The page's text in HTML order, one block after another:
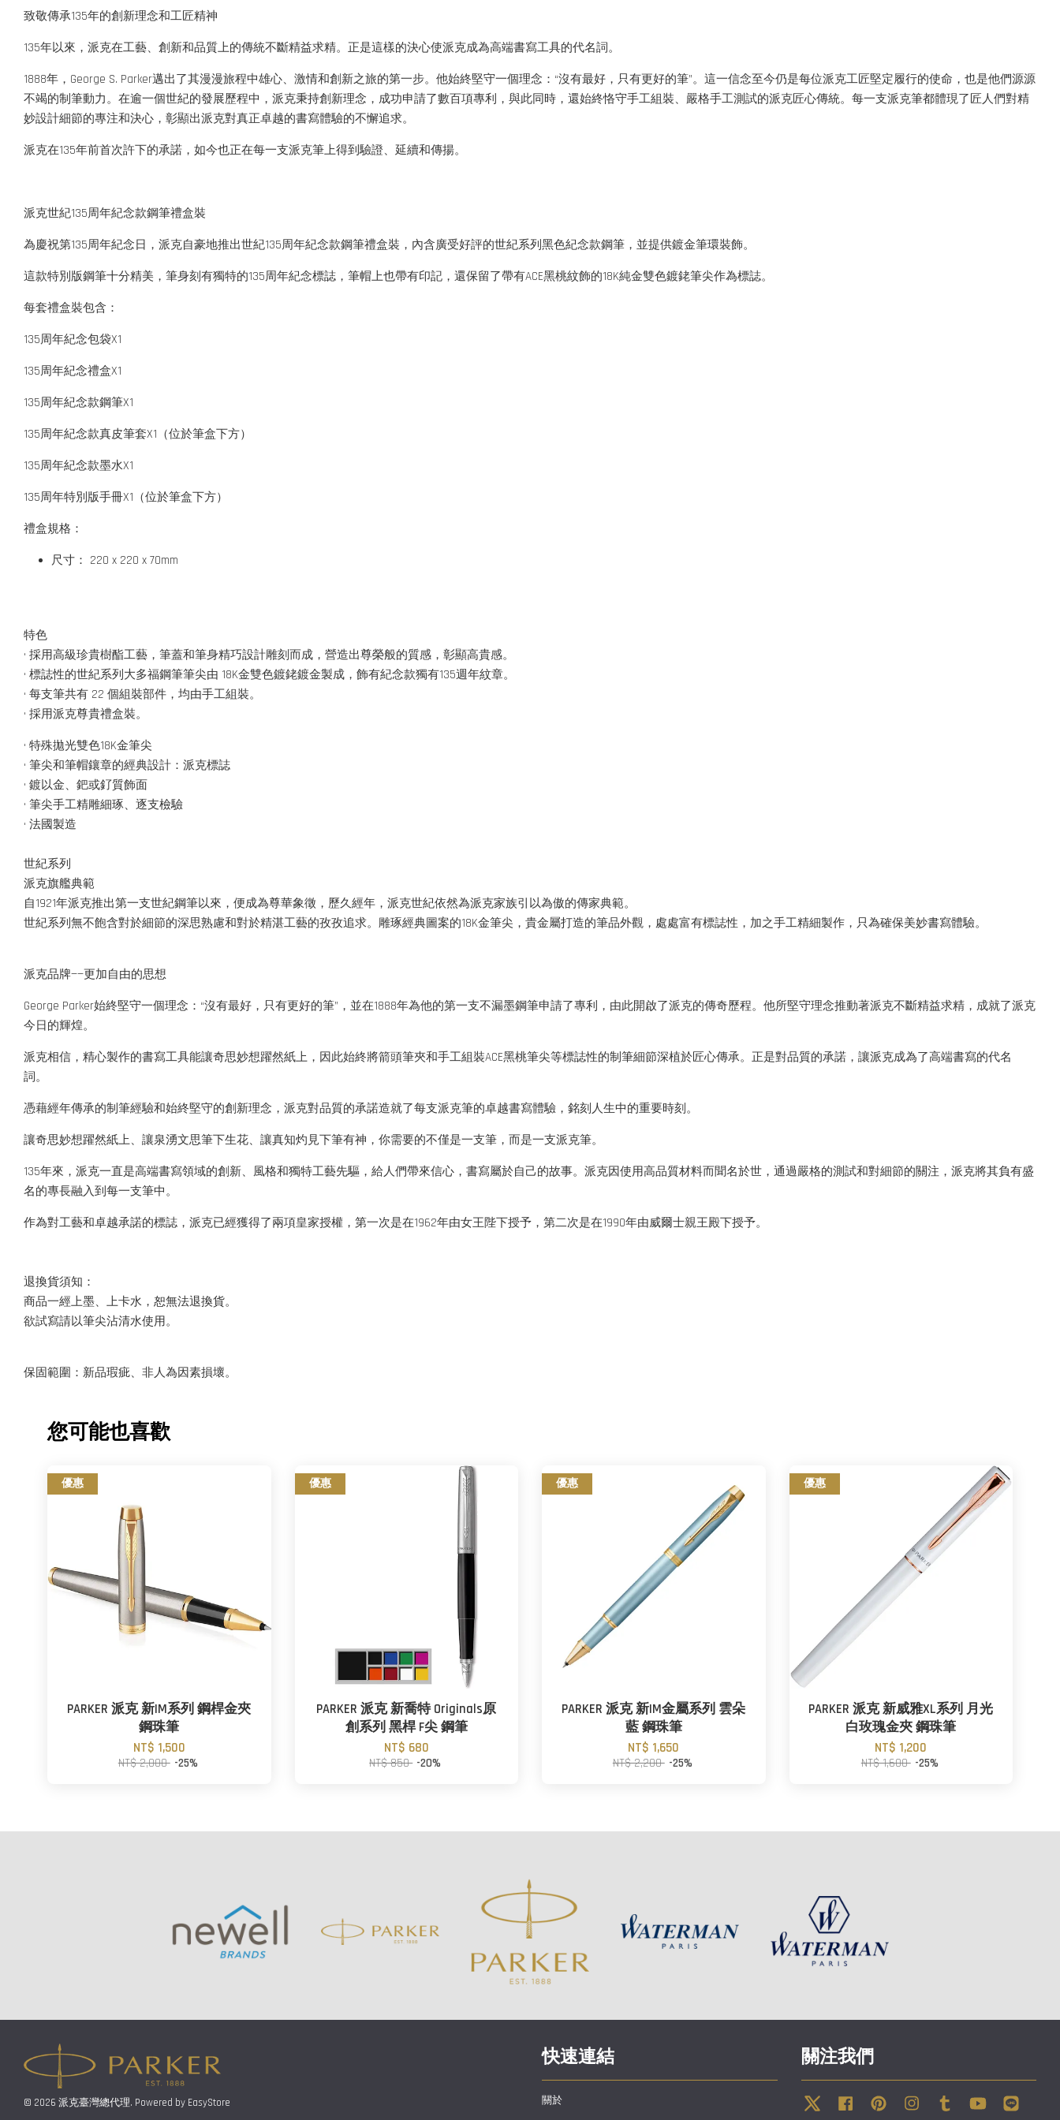
致敬傳承135年的創新理念和工匠精神
135年以來，派克在工藝、創新和品質上的傳統不斷精益求精。正是這樣的決心使派克成為高端書寫工具的代名詞。
1888年，George S. Parker邁出了其漫漫旅程中雄心、激情和創新之旅的第一步。他始終堅守一個理念：“沒有最好，只有更好的筆”。這一信念至今仍是每位派克工匠堅定履行的使命，也是他們源源
不竭的制筆動力。在逾一個世紀的發展歷程中，派克秉持創新理念，成功申請了數百項專利，與此同時，還始終恪守手工組裝、嚴格手工測試的派克匠心傳統。每一支派克筆都體現了匠人們對精
妙設計細節的專注和決心，彰顯出派克對真正卓越的書寫體驗的不懈追求。
派克在135年前首次許下的承諾，如今也正在每一支派克筆上得到驗證、延續和傳揚。
派克世紀135周年紀念款鋼筆禮盒裝
為慶祝第135周年紀念日，派克自豪地推出世紀135周年紀念款鋼筆禮盒裝，內含廣受好評的世紀系列黑色紀念款鋼筆，並提供鍍金筆環裝飾。
這款特別版鋼筆十分精美，筆身刻有獨特的135周年紀念標誌，筆帽上也帶有印記，還保留了帶有ACE黑桃紋飾的18K純金雙色鍍銠筆尖作為標誌。
每套禮盒裝包含：
135周年紀念包袋X1
135周年紀念禮盒X1
135周年紀念款鋼筆X1
135周年紀念款真皮筆套X1（位於筆盒下方）
135周年紀念款墨水X1
135周年特別版手冊X1（位於筆盒下方）
禮盒規格：
尺寸： 220 x 220 x 70mm
特色
• 採用高級珍貴樹酯工藝，筆蓋和筆身精巧設計雕刻而成，營造出尊榮般的質感，彰顯高貴感。
• 標誌性的世紀系列大多福鋼筆筆尖由 18K金雙色鍍銠鍍金製成，飾有紀念款獨有135週年紋章。
• 每支筆共有 22 個組裝部件，均由手工組裝。
• 採用派克尊貴禮盒裝。
• 特殊拋光雙色18K金筆尖
• 筆尖和筆帽鑲章的經典設計：派克標誌
• 鍍以金、鈀或釕質飾面
• 筆尖手工精雕細琢、逐支檢驗
• 法國製造
世紀系列
派克旗艦典範
自1921年派克推出第一支世紀鋼筆以來，便成為尊華象徵，歷久經年，派克世紀依然為派克家族引以為傲的傳家典範。
世紀系列無不飽含對於細節的深思熟慮和對於精湛工藝的孜孜追求。雕琢經典圖案的18K金筆尖，貴金屬打造的筆品外觀，處處富有標誌性，加之手工精細製作，只為確保美妙書寫體驗。
派克品牌——更加自由的思想
George Parker始終堅守一個理念：“沒有最好，只有更好的筆”，並在1888年為他的第一支不漏墨鋼筆申請了專利，由此開啟了派克的傳奇歷程。他所堅守理念推動著派克不斷精益求精，成就了派克
今日的輝煌。
派克相信，精心製作的書寫工具能讓奇思妙想躍然紙上，因此始終將箭頭筆夾和手工組裝ACE黑桃筆尖等標誌性的制筆細節深植於匠心傳承。正是對品質的承諾，讓派克成為了高端書寫的代名
詞。
憑藉經年傳承的制筆經驗和始終堅守的創新理念，派克對品質的承諾造就了每支派克筆的卓越書寫體驗，銘刻人生中的重要時刻。
讓奇思妙想躍然紙上、讓泉湧文思筆下生花、讓真知灼見下筆有神，你需要的不僅是一支筆，而是一支派克筆。
135年來，派克一直是高端書寫領域的創新、風格和獨特工藝先驅，給人們帶來信心，書寫屬於自己的故事。派克因使用高品質材料而聞名於世，通過嚴格的測試和對細節的關注，派克將其負有盛
名的專長融入到每一支筆中。
作為對工藝和卓越承諾的標誌，派克已經獲得了兩項皇家授權，第一次是在1962年由女王陛下授予，第二次是在1990年由威爾士親王殿下授予。
退換貨須知：
商品一經上墨、上卡水，恕無法退換貨。
欲試寫請以筆尖沾清水使用。
保固範圍：新品瑕疵、非人為因素損壞。
您可能也喜歡
優惠
PARKER 派克 新IM系列 鋼桿金夾
鋼珠筆
NT$ 1,500
NT$ 2,000 -25%
優惠
PARKER 派克 新喬特 Originals原
創系列 黑桿 F尖 鋼筆
NT$ 680
NT$ 850 -20%
優惠
PARKER 派克 新IM金屬系列 雲朵
藍 鋼珠筆
NT$ 1,650
NT$ 2,200 -25%
優惠
PARKER 派克 新威雅XL系列 月光
白玫瑰金夾 鋼珠筆
NT$ 1,200
NT$ 1,600 -25%
© 2026 派克臺灣總代理. Powered by EasyStore
快速連結
關於
關注我們
Twitter Facebook Pinterest InstagramTumblr YouTube